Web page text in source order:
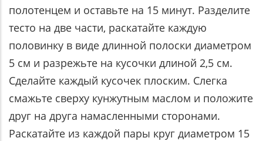
полотенцем и оставьте на 15 минут. Разделите
тесто на две части, раскатайте каждую
половинку в виде длинной полоски диаметром
5 см и разрежьте на кусочки длиной 2,5 см.
Сделайте каждый кусочек плоским. Слегка
смажьте сверху кунжутным маслом и положите
друг на друга намасленными сторонами.
Раскатайте из каждой пары круг диаметром 15